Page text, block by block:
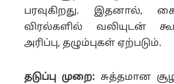
பரவுகிறது. இதனால்,
விரல்களில் வலியுடன்
அரிப்பு, தழும்புகள் ஏற்படும்.
தடுப்பு முறை: சுத்தமான